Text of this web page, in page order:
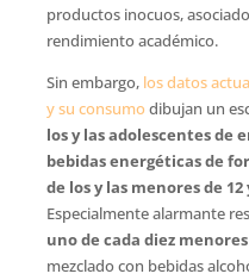
productos inocuos,
rendimiento académico.
Sin embargo, los datos
y su consumo dibujan un
los y las adolescentes de
bebidas energéticas de
de los y las menores de
Especialmente alarmante
uno de cada diez
mezclado con bebidas